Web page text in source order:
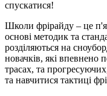
спускатися!
Школи фрірайду – це
основі методик та
розділяються на
новачків, які впевнено
трасах, та
та навчитися тактиці